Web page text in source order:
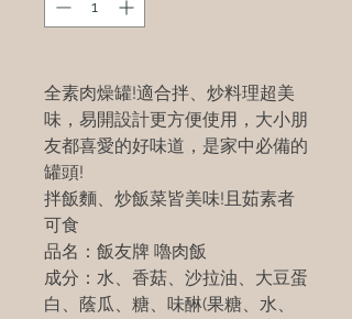
全素肉燥罐!適合拌、炒料理超美
味，易開設計更方便使用，大小朋
友都喜愛的好味道，是家中必備的
罐頭!
拌飯麵、炒飯菜皆美味!且茹素者
可食
品名：飯友牌 嚕肉飯
成分：水、香菇、沙拉油、大豆蛋
白、蔭瓜、糖、味醂(果糖、水、